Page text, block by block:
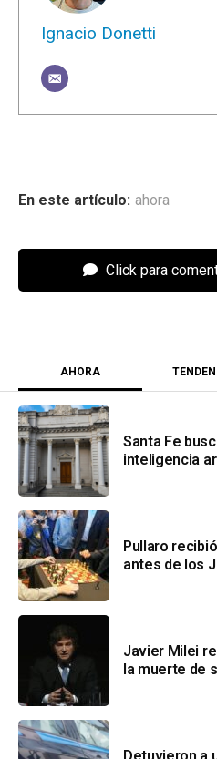
Ignacio Donetti
ahora
Click para
AHORA
Santa Fe
inteligencia
Pullaro
antes de los
Javier Milei
la muerte de
Detuvieron a